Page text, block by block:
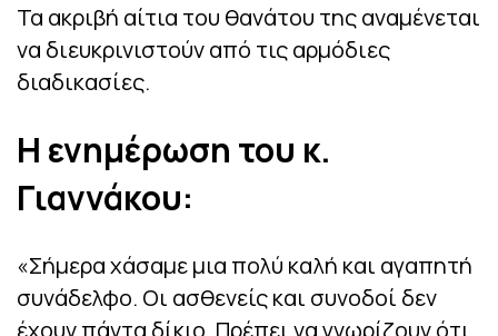
Τα ακριβή αίτια του θανάτου της αναμένεται
να διευκρινιστούν από τις αρμόδιες
διαδικασίες.
Η ενημέρωση του κ.
Γιαννάκου:
«Σήμερα χάσαμε μια πολύ καλή και αγαπητή
συνάδελφο. Οι ασθενείς και συνοδοί δεν
έχουν πάντα δίκιο. Πρέπει να γνωρίζουν ότι